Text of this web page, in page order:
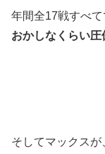
年間全17戦すべて
おかしなくらい
そしてマックスが